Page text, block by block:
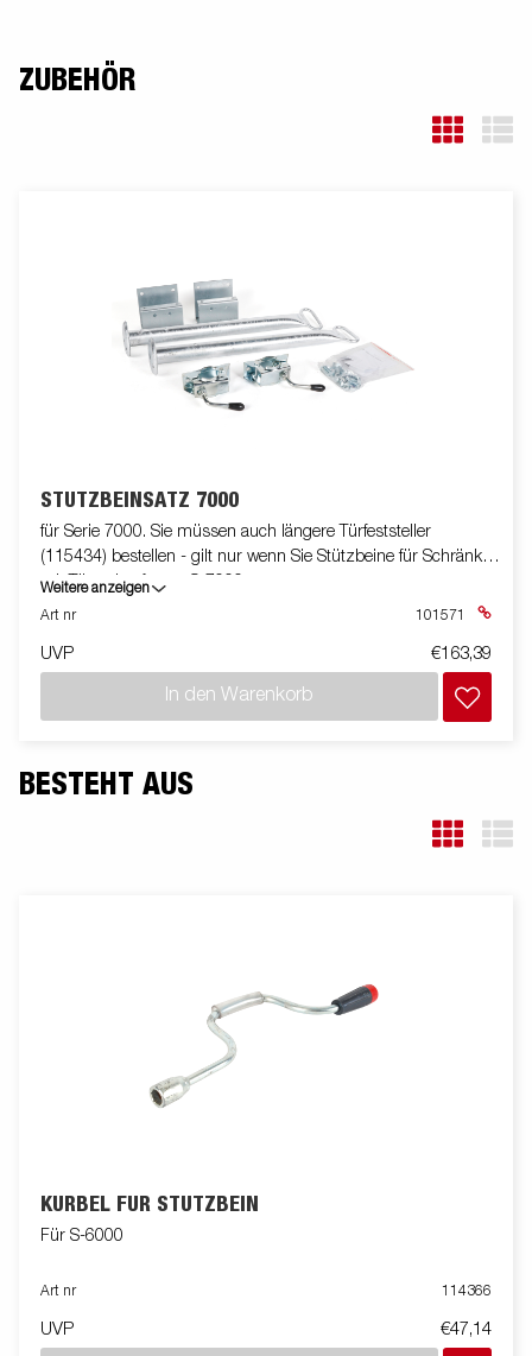
ZUBEHÖR
STÜTZBEINSATZ 7000
für Serie 7000. Sie müssen auch längere Türfeststeller
(115434) bestellen - gilt nur wenn Sie Stützbeine für Schränke
mit Türen kaufen an S-7000
Weitere anzeigen
Art nr
101571
UVP €163,39
In den Warenkorb
BESTEHT AUS
KURBEL FÜR STÜTZBEIN
Für S-6000
Art nr 114366
UVP €47,14